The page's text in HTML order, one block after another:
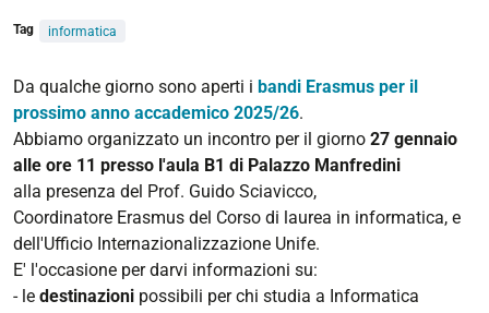
Tag informatica
Da qualche giorno sono aperti i bandi Erasmus per il
prossimo anno accademico 2025/26.
Abbiamo organizzato un incontro per il giorno 27 gennaio
alle ore 11 presso l'aula B1 di Palazzo Manfredini
alla presenza del Prof. Guido Sciavicco,
Coordinatore Erasmus del Corso di laurea in informatica, e
dell'Ufficio Internazionalizzazione Unife.
E' l'occasione per darvi informazioni su:
- le destinazioni possibili per chi studia a Informatica